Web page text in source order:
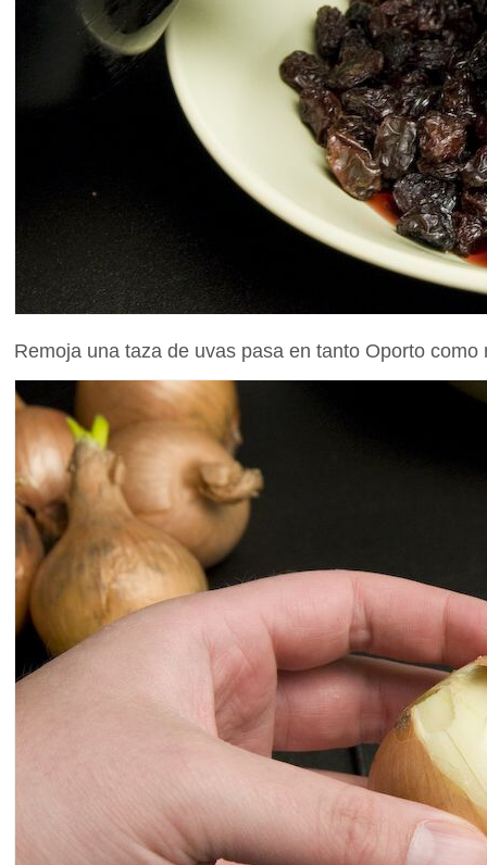
Remoja una taza de uvas pasa en tanto Oporto